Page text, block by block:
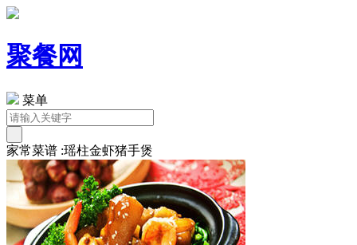
聚餐网
菜单
家常菜谱 :瑶柱金虾猪手煲